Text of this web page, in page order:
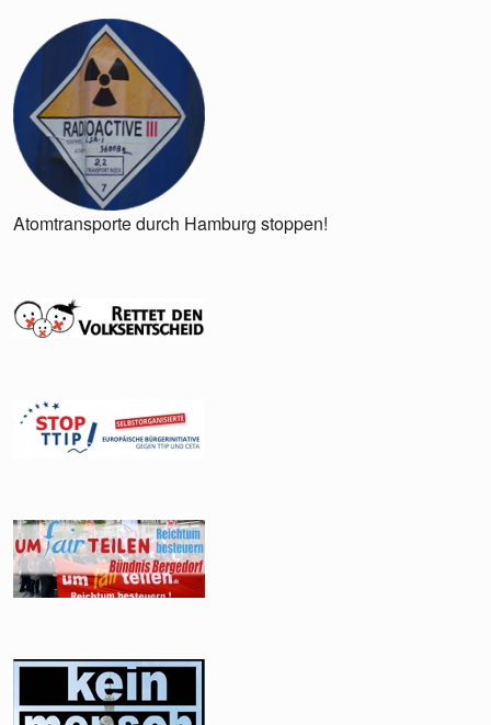
Atomtransporte durch Hamburg stoppen!